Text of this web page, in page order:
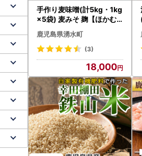
手作り麦味噌(計5kg・1kg
×5袋) 麦みそ 麹【ほかむ
ら】_y242
鹿児島県湧水町
(3)
18,000